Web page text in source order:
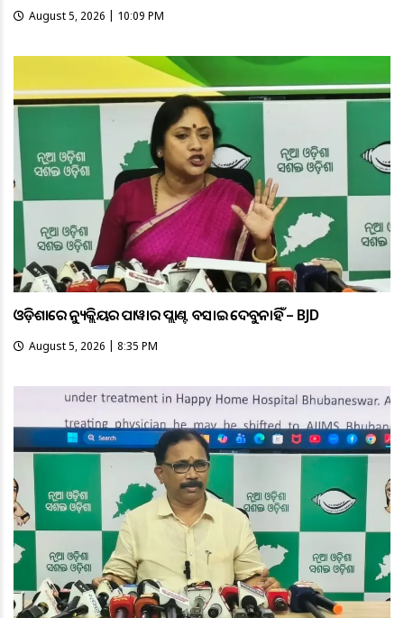
August 5, 2026 | 10:09 PM
ଓଡ଼ିଶାରେ ନ୍ୟୁକ୍ଲିୟର ପାୱାର ପ୍ଲାଣ୍ଟ ବସାଇ ଦେବୁନାହିଁ – BJD
August 5, 2026 | 8:35 PM